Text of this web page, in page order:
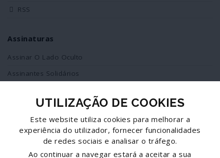
RSS
Assinaturas
Assinar O Lado Oculto
Assinantes Solidários
Redes Sociais
Siga-nos no facebook
UTILIZAÇÃO DE COOKIES
Este website utiliza cookies para melhorar a
experiência do utilizador, fornecer funcionalidades
de redes sociais e analisar o tráfego.
Ao continuar a navegar estará a aceitar a sua